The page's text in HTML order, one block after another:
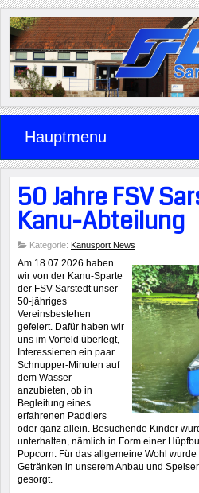
Hauptmenu
50 Jahre FSV
Kanu-Abteilung
Kategorie: Kanusport News
Am 18.07.2026 haben
wir von der Kanu-Sparte
der FSV Sarstedt unser
50-jähriges
Vereinsbestehen
gefeiert. Dafür haben wir
uns im Vorfeld überlegt,
Interessierten ein paar
Schnupper-Minuten auf
dem Wasser
anzubieten, ob in
Begleitung eines
erfahrenen Paddlers
oder ganz allein. Besuchende Kinder
unterhalten, nämlich in Form einer
Popcorn. Für das allgemeine Wohl
Getränken in unserem Anbau und
gesorgt.